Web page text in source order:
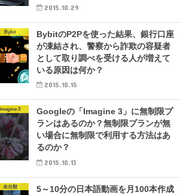
2015.10.29
Bybit
BybitのP2Pを使った結果、銀行口座
が凍結され、警察から詐欺の容疑者
として取り調べを受ける人が増えて
いる原因は何か？
2015.10.15
Imagine 3
Googleの「Imagine 3」に無制限プ
ランはあるのか？無制限プランが無
い場合に無制限で利用する方法はあ
るのか？
2015.10.13
未分類
5～10分の日本語動画を月100本作成